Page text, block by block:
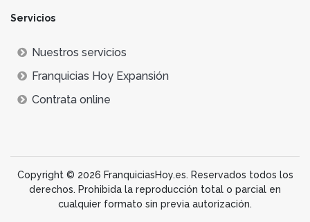
Servicios
Nuestros servicios
Franquicias Hoy Expansión
Contrata online
Copyright © 2026 FranquiciasHoy.es. Reservados todos los
derechos. Prohibida la reproducción total o parcial en
cualquier formato sin previa autorización.